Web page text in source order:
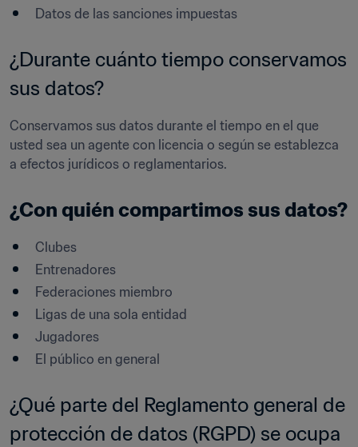
Datos de las sanciones impuestas
¿Durante cuánto tiempo conservamos
sus datos?
Conservamos sus datos durante el tiempo en el que
usted sea un agente con licencia o según se establezca
a efectos jurídicos o reglamentarios.
Clubes
Entrenadores
Federaciones miembro
Ligas de una sola entidad
Jugadores
El público en general
¿Qué parte del Reglamento general de
protección de datos (RGPD) se ocupa